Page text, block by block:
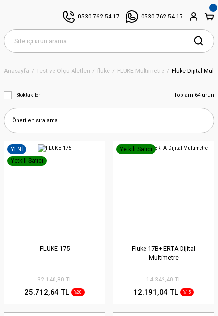
0530 762 54 17 0530 762 54 17
Anasayfa Test ve Ölçü Aletleri fluke FLUKE Multimetre Fluke Dijital
Stoktakiler Toplam 64 ürün
YENİ
Yetkili Satıcı
FLUKE 175
32.140,80 TL
25.712,64 TL %20
Yetkili Satıcı
Fluke 17B+ ERTA Dijital
Multimetre
14.342,40 TL
12.191,04 TL %15